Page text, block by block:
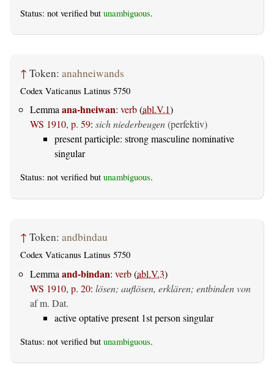
Status: not verified but unambiguous.
↑ Token: anahneiwands
Codex Vaticanus Latinus 5750
Lemmaana-hneiwan: verb(abl.V.1)
WS 1910, p. 59: sich niederbeugen(perfektiv)
present participle: strong masculine nominative
singular
Status: not verified but unambiguous.
↑ Token: andbindau
Codex Vaticanus Latinus 5750
Lemma and-bindan: verb(abl.V.3)
WS 1910, p. 20: lösen; auflösen, erklären; entbinden von
af m. Dat.
active optative present 1st person singular
Status: not verified but unambiguous.